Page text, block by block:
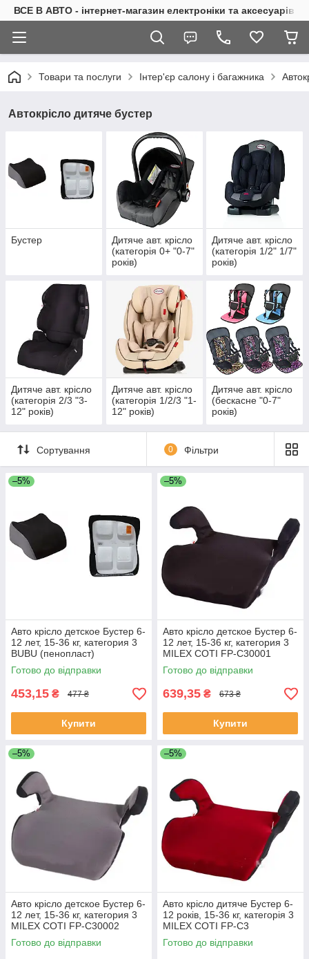
ВСЕ В АВТО - інтернет-магазин електроніки та аксесуарів в
Товари та послуги Інтер'єр салону і багажника
Автокрісло дитяче бустер
Бустер
Дитяче авт. крісло
(категорія 0+ "0-7"
років)
Дитяче авт. крісло
(категорія 1/2" 1/7"
років)
Дитяче авт. крісло
(категорія 2/3 "3-
12" років)
Дитяче авт. крісло
(категорія 1/2/3 "1-
12" років)
Дитяче авт. крісло
(бескасне "0-7"
років)
Сортування 0 Фільтри
–5%
Авто крісло детское Бустер 6-
12 лет, 15-36 кг, категория 3
BUBU (пенопласт)
Готово до відправки
453,15 ₴ 477 ₴
Купити
–5%
Авто крісло детское Бустер 6-
12 лет, 15-36 кг, категория 3
MILEX COTI FP-C30001
чорний
Готово до відправки
639,35 ₴ 673 ₴
Купити
–5%
Авто крісло детское Бустер 6-
12 лет, 15-36 кг, категория 3
MILEX COTI FP-C30002
серый
Готово до відправки
–5%
Авто крісло дитяче Бустер 6-
12 років, 15-36 кг, категорія 3
MILEX COTI FP-C3
Готово до відправки